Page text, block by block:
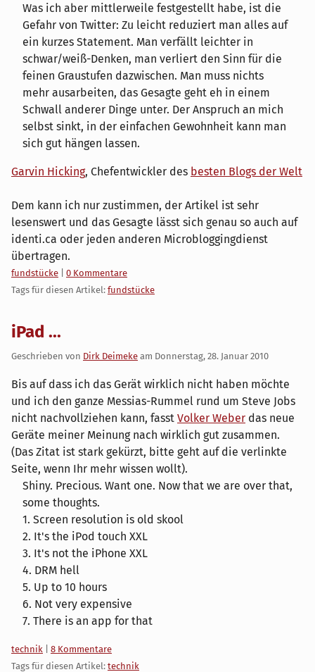
Was ich aber mittlerweile festgestellt habe, ist die
Gefahr von Twitter: Zu leicht reduziert man alles auf
ein kurzes Statement. Man verfällt leichter in
schwar/weiß-Denken, man verliert den Sinn für die
feinen Graustufen dazwischen. Man muss nichts
mehr ausarbeiten, das Gesagte geht eh in einem
Schwall anderer Dinge unter. Der Anspruch an mich
selbst sinkt, in der einfachen Gewohnheit kann man
sich gut hängen lassen.
Garvin Hicking, Chefentwickler des besten Blogs der Welt
Dem kann ich nur zustimmen, der Artikel ist sehr
lesenswert und das Gesagte lässt sich genau so auch auf
identi.ca oder jeden anderen Microbloggingdienst
übertragen.
Kategorien:
fundstücke
0 Kommentare
Tags für diesen Artikel: fundstücke
iPad ...
Geschrieben von Dirk Deimeke am Donnerstag, 28. Januar 2010
Bis auf dass ich das Gerät wirklich nicht haben möchte
und ich den ganze Messias-Rummel rund um Steve Jobs
nicht nachvollziehen kann, fasst Volker Weber das neue
Geräte meiner Meinung nach wirklich gut zusammen.
(Das Zitat ist stark gekürzt, bitte geht auf die verlinkte
Seite, wenn Ihr mehr wissen wollt).
Shiny. Precious. Want one. Now that we are over that,
some thoughts.
1. Screen resolution is old skool
2. It's the iPod touch XXL
3. It's not the iPhone XXL
4. DRM hell
5. Up to 10 hours
6. Not very expensive
7. There is an app for that
Kategorien:
technik
8 Kommentare
Tags für diesen Artikel: technik